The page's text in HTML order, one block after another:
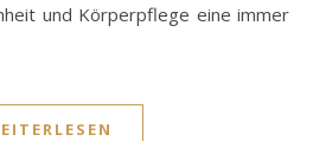
und Körperpflege eine immer